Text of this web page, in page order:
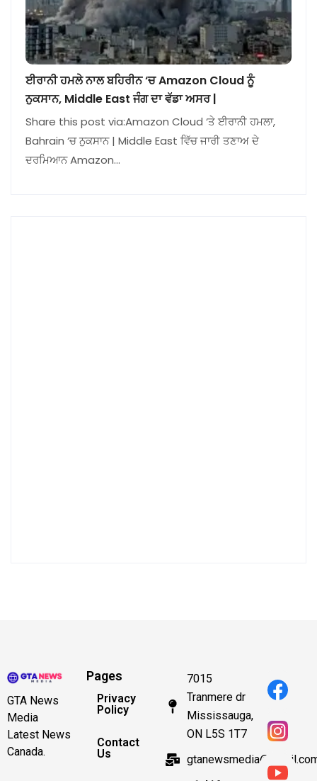
ਈਰਾਨੀ ਹਮਲੇ ਨਾਲ ਬਹਿਰੀਨ ‘ਚ Amazon Cloud ਨੂੰ
ਨੁਕਸਾਨ, Middle East ਜੰਗ ਦਾ ਵੱਡਾ ਅਸਰ |
Share this post via:Amazon Cloud ‘ਤੇ ਈਰਾਨੀ ਹਮਲਾ,
Bahrain ‘ਚ ਨੁਕਸਾਨ | Middle East ਵਿੱਚ ਜਾਰੀ ਤਣਾਅ ਦੇ
ਦਰਮਿਆਨ Amazon…
GTA News
Media
Latest News
Canada.
Pages
Privacy
Policy
Contact
Us
7015
Tranmere dr
Mississauga,
ON L5S 1T7